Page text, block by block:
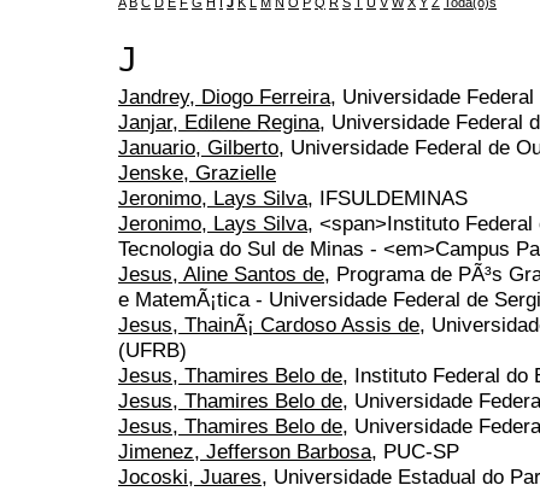
J
Jandrey, Diogo Ferreira, Universidade
Janjar, Edilene Regina, Universidade Federal
Januario, Gilberto, Universidade Federal de
Jenske, Grazielle
Jeronimo, Lays Silva, IFSULDEMINAS
Jeronimo, Lays Silva, <span>Instituto Federal
Tecnologia do Sul de Minas - <em>Campus
Jesus, Aline Santos de, Programa de PÃ³s
e MatemÃ¡tica - Universidade Federal de
Jesus, ThainÃ¡ Cardoso Assis de,
(UFRB)
Jesus, Thamires Belo de, Instituto Federal do
Jesus, Thamires Belo de, Universidade
Jesus, Thamires Belo de, Universidade
Jimenez, Jefferson Barbosa, PUC-SP
Jocoski, Juares, Universidade Estadual do